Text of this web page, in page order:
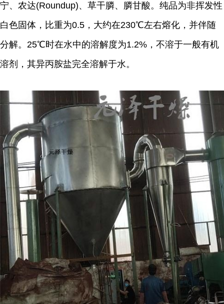
宁、农达(Roundup)、草干膦、膦甘酸。纯品为非挥发性
白色固体，比重为0.5，大约在230℃左右熔化，并伴随
分解。25℃时在水中的溶解度为1.2%，不溶于一般有机
溶剂，其异丙胺盐完全溶解于水。